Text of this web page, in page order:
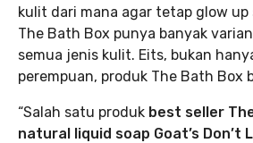
kulit dari mana agar tetap glow up
The Bath Box punya banyak
semua jenis kulit. Eits, bukan
perempuan, produk The Bath Box
“Salah satu produk best seller
natural liquid soap Goat’s Don’t